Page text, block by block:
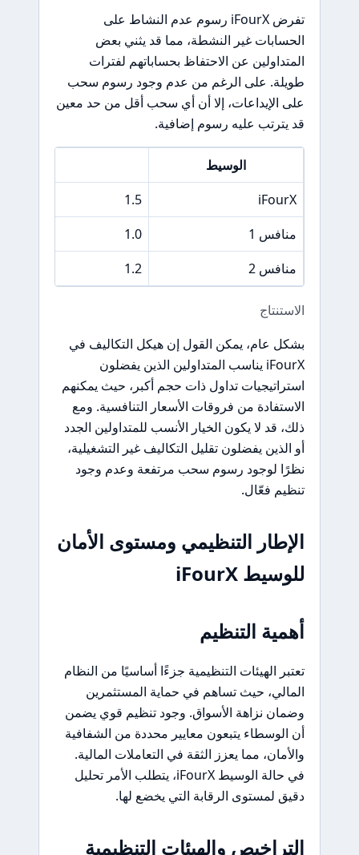
تفرض iFourX رسوم عدم النشاط على
الحسابات غير النشطة، مما قد يثني بعض
المتداولين عن الاحتفاظ بحساباتهم لفترات
طويلة. على الرغم من عدم وجود رسوم سحب
على الإيداعات، إلا أن أي سحب أقل من حد معين
قد يترتب عليه رسوم إضافية.
الوسيط
iFourX
1.5
منافس 1
1.0
منافس 2
1.2
الاستنتاج
بشكل عام، يمكن القول إن هيكل التكاليف في
iFourX يناسب المتداولين الذين يفضلون
استراتيجيات تداول ذات حجم أكبر، حيث يمكنهم
الاستفادة من فروقات الأسعار التنافسية. ومع
ذلك، قد لا يكون الخيار الأنسب للمتداولين الجدد
أو الذين يفضلون تقليل التكاليف غير التشغيلية،
نظرًا لوجود رسوم سحب مرتفعة وعدم وجود
تنظيم فعّال.
الإطار التنظيمي ومستوى الأمان
للوسيط iFourX
أهمية التنظيم
تعتبر الهيئات التنظيمية جزءًا أساسيًا من النظام
المالي، حيث تساهم في حماية المستثمرين
وضمان نزاهة الأسواق. وجود تنظيم قوي يضمن
أن الوسطاء يتبعون معايير محددة من الشفافية
والأمان، مما يعزز الثقة في التعاملات المالية.
في حالة الوسيط iFourX، يتطلب الأمر تحليل
دقيق لمستوى الرقابة التي يخضع لها.
التراخيص والهيئات التنظيمية